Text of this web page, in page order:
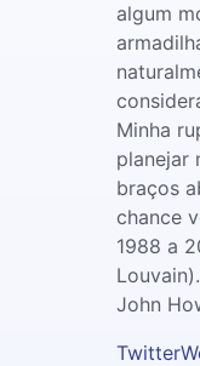
algum
Minha
planejar
braços
chance
1988 a
John
Twitter